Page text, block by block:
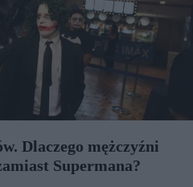
Dlaczego mężczyźni
Supermana?